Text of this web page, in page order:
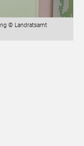
© Landratsamt